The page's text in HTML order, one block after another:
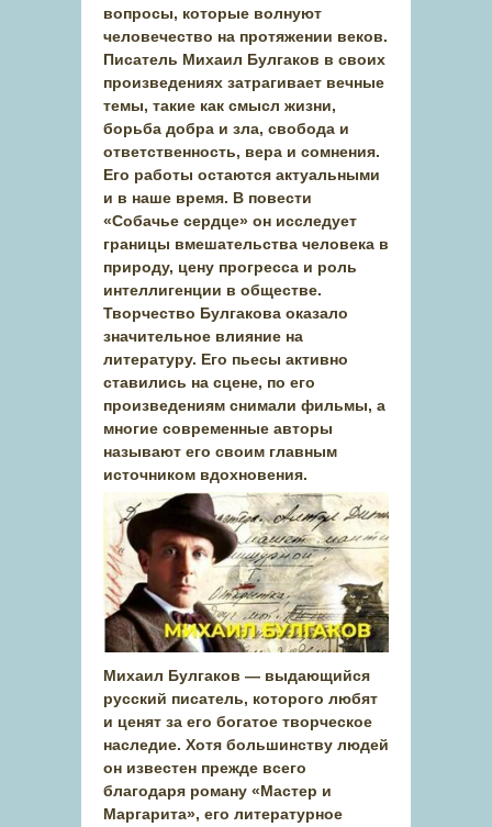
вопросы, которые волнуют
человечество на протяжении веков.
Писатель Михаил Булгаков в своих
произведениях затрагивает вечные
темы, такие как смысл жизни,
борьба добра и зла, свобода и
ответственность, вера и сомнения.
Его работы остаются актуальными
и в наше время. В повести
«Собачье сердце» он исследует
границы вмешательства человека в
природу, цену прогресса и роль
интеллигенции в обществе.
Творчество Булгакова оказало
значительное влияние на
литературу. Его пьесы активно
ставились на сцене, по его
произведениям снимали фильмы, а
многие современные авторы
называют его своим главным
источником вдохновения.
Михаил Булгаков — выдающийся
русский писатель, которого любят
и ценят за его богатое творческое
наследие. Хотя большинству людей
он известен прежде всего
благодаря роману «Мастер и
Маргарита», его литературное